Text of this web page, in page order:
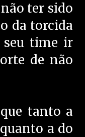
ter sido
da torcida
seu time ir
de não
tanto a
a do